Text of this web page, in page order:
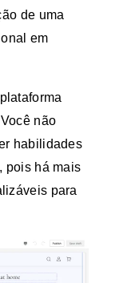
de uma
em
não
habilidades
pois há mais
para